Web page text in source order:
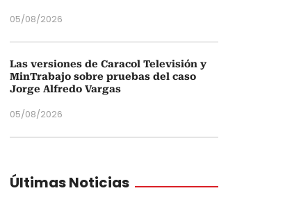
05/08/2026
Las versiones de Caracol Televisión y
MinTrabajo sobre pruebas del caso
Jorge Alfredo Vargas
05/08/2026
Últimas Noticias